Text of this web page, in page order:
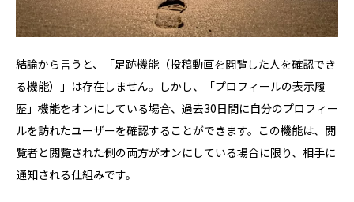
結論から言うと、「足跡機能（投稿動画を閲覧した人を確認でき
る機能）」は存在しません。しかし、「プロフィールの表示履
歴」機能をオンにしている場合、過去30日間に自分のプロフィー
ルを訪れたユーザーを確認することができます。この機能は、閲
覧者と閲覧された側の両方がオンにしている場合に限り、相手に
通知される仕組みです。